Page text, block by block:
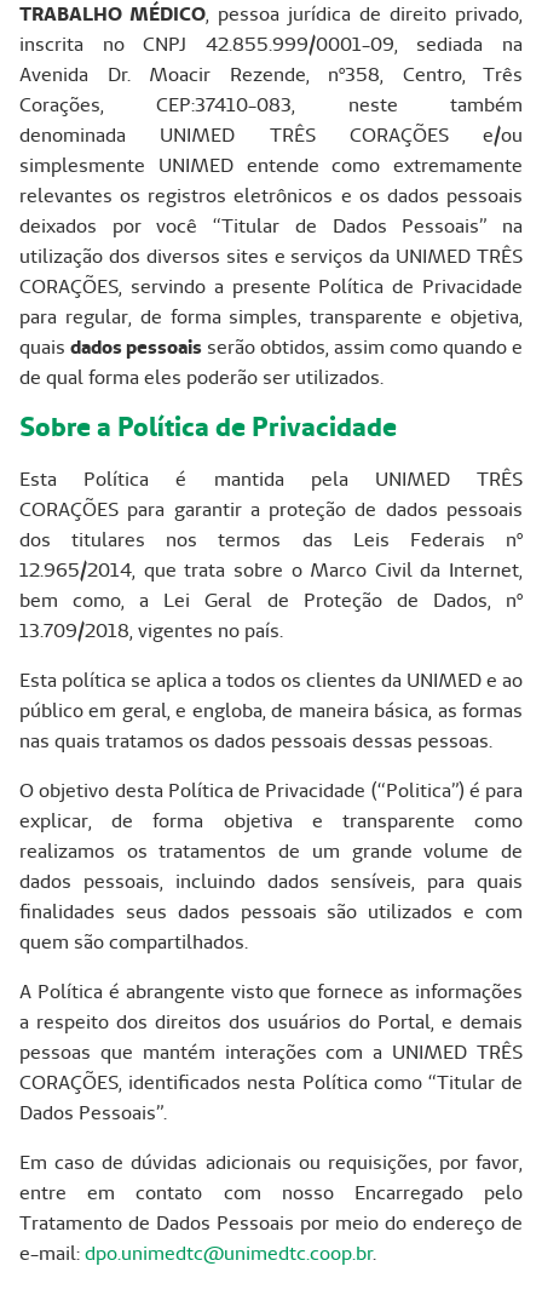
TRABALHO MÉDICO, pessoa jurídica de direito privado,
inscrita no CNPJ 42.855.999/0001-09, sediada na
Avenida Dr. Moacir Rezende, nº358, Centro, Três
Corações, CEP:37410-083, neste também
denominada UNIMED TRÊS CORAÇÕES e/ou
simplesmente UNIMED entende como extremamente
relevantes os registros eletrônicos e os dados pessoais
deixados por você “Titular de Dados Pessoais” na
utilização dos diversos sites e serviços da UNIMED TRÊS
CORAÇÕES, servindo a presente Política de Privacidade
para regular, de forma simples, transparente e objetiva,
quais dados pessoais serão obtidos, assim como quando e
de qual forma eles poderão ser utilizados.
Sobre a Política de Privacidade
Esta Política é mantida pela UNIMED TRÊS
CORAÇÕES para garantir a proteção de dados pessoais
dos titulares nos termos das Leis Federais nº
12.965/2014, que trata sobre o Marco Civil da Internet,
bem como, a Lei Geral de Proteção de Dados, nº
13.709/2018, vigentes no país.
Esta política se aplica a todos os clientes da UNIMED e ao
público em geral, e engloba, de maneira básica, as formas
nas quais tratamos os dados pessoais dessas pessoas.
O objetivo desta Política de Privacidade (“Politica”) é para
explicar, de forma objetiva e transparente como
realizamos os tratamentos de um grande volume de
dados pessoais, incluindo dados sensíveis, para quais
finalidades seus dados pessoais são utilizados e com
quem são compartilhados.
A Política é abrangente visto que fornece as informações
a respeito dos direitos dos usuários do Portal, e demais
pessoas que mantém interações com a UNIMED TRÊS
CORAÇÕES, identificados nesta Política como “Titular de
Dados Pessoais”.
Em caso de dúvidas adicionais ou requisições, por favor,
entre em contato com nosso Encarregado pelo
Tratamento de Dados Pessoais por meio do endereço de
e-mail:dpo.unimedtc@unimedtc.coop.br.